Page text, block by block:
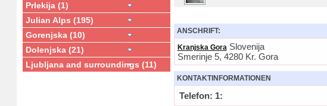
Prlekija (1)
Julian Alps (195)
Gorenjska (10)
Dolenjska (21)
Ljubljana and surroundings (11)
ANSCHRIFT:
Kranjska Gora Slovenija
Smerinje 5, 4280 Kr. Gora
KONTAKTINFORMATIONEN
Telefon: 1: